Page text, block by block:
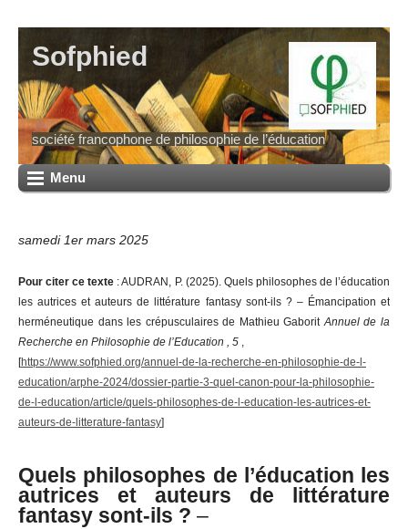
Sofphied
société francophone de philosophie de l’éducation
Menu
samedi 1er mars 2025
Pour citer ce texte : AUDRAN, P. (2025). Quels philosophes de l’éducation
les autrices et auteurs de littérature fantasy sont-ils ? – Émancipation et
herméneutique dans les crépusculaires de Mathieu Gaborit Annuel de la
Recherche en Philosophie de l’Education , 5
[https://www.sofphied.org/annuel-de-la-recherche-en-philosophie-de-l-
education/arphe-2024/dossier-partie-3-quel-canon-pour-la-philosophie-
de-l-education/article/quels-philosophes-de-l-education-les-autrices-et-
auteurs-de-litterature-fantasy]
Quels philosophes de l’éducation les
autrices et auteurs de littérature
fantasy sont-ils ? –